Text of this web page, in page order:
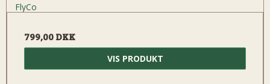
FlyCo
799,00 DKK
VIS PRODUKT